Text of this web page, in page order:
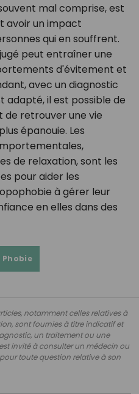
mal comprise, est
avoir un impact
qui en souffrent.
peut entraîner une
d'évitement et
avec un diagnostic
il est possible de
retrouver une vie
épanouie. Les
de relaxation, sont les
pour aider les
à gérer leur
en elles dans des
Phobie
notamment celles relatives à
sont fournies à titre indicatif et
un traitement ou une
invité à consulter un médecin ou
toute question relative à son